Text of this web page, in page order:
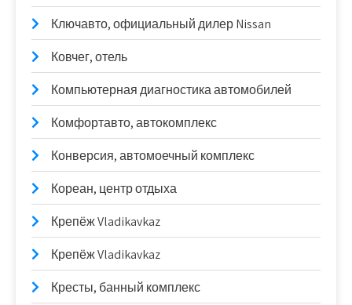
Ключавто, официальный дилер Nissan
Ковчег, отель
Компьютерная диагностика автомобилей
Комфортавто, автокомплекс
Конверсия, автомоечный комплекс
Кореан, центр отдыха
Крепёж Vladikavkaz
Крепёж Vladikavkaz
Кресты, банный комплекс